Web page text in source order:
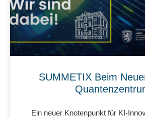
SUMMETIX Beim
Ein neuer Knotenpunkt für KI-